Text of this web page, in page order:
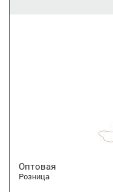
Оптовая
Розница